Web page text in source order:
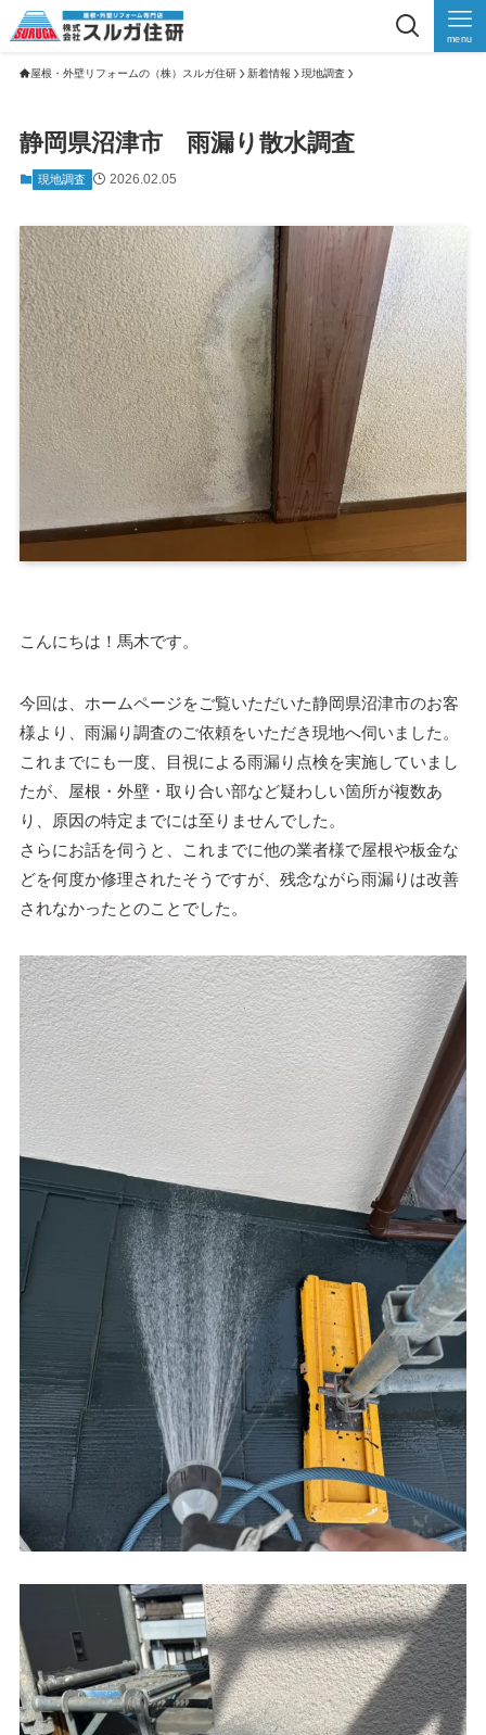
menu
屋根・外壁リフォームの（株）スルガ住研 新着情報 現地調査
静岡県沼津市 雨漏り散水調査
現地調査 2026.02.05
こんにちは！馬木です。
今回は、ホームページをご覧いただいた静岡県沼津市のお客
様より、雨漏り調査のご依頼をいただき現地へ伺いました。
これまでにも一度、目視による雨漏り点検を実施していまし
たが、屋根・外壁・取り合い部など疑わしい箇所が複数あ
り、原因の特定までには至りませんでした。
さらにお話を伺うと、これまでに他の業者様で屋根や板金な
どを何度か修理されたそうですが、残念ながら雨漏りは改善
されなかったとのことでした。